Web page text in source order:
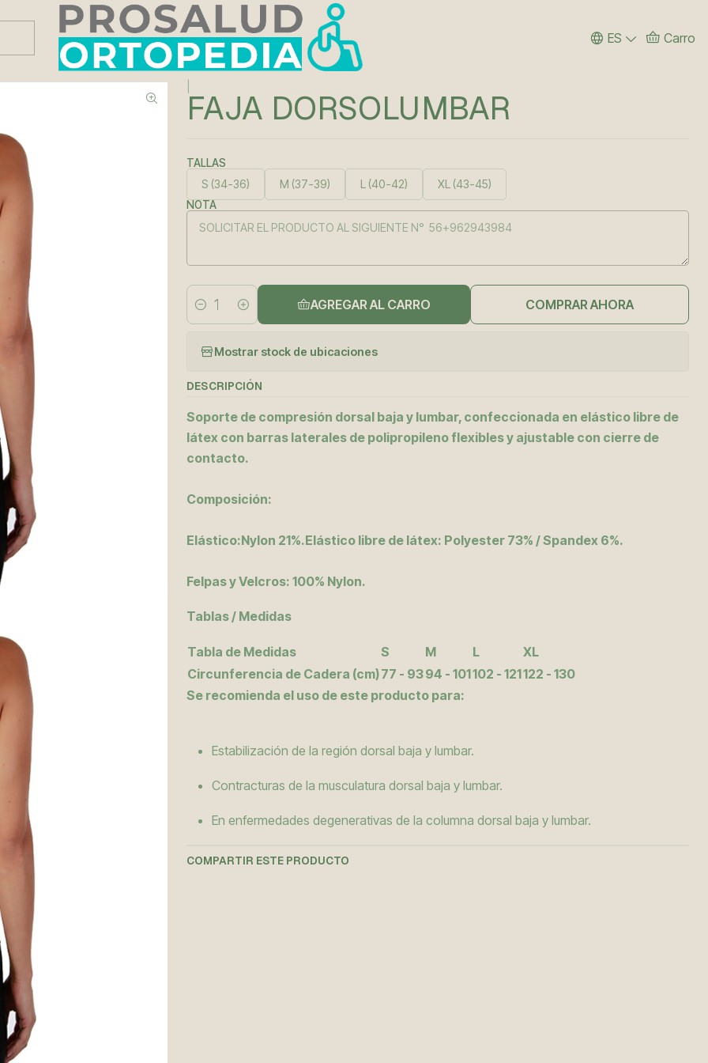
ES Carro
Este es el texto del slide
FAJA DORSOLUMBAR
TALLAS
S (34-36) M (37-39) L (40-42) XL (43-45)
NOTA
Cantidad
AGREGAR AL CARRO COMPRAR AHORA
Mostrar stock de ubicaciones
DESCRIPCIÓN
Soporte de compresión dorsal baja y lumbar, confeccionada en elástico libre de
látex con barras laterales de polipropileno flexibles y ajustable con cierre de
contacto.
Composición:
Elástico:Nylon 21%.Elástico libre de látex: Polyester 73% / Spandex 6%.
Felpas y Velcros: 100% Nylon.
Tablas / Medidas
Tabla de Medidas S M L
XL
Circunferencia de Cadera (cm)77 - 9394 - 101102 - 121122 - 130
Se recomienda el uso de este producto para:
Estabilización de la región dorsal baja y lumbar.
Contracturas de la musculatura dorsal baja y lumbar.
En enfermedades degenerativas de la columna dorsal baja y lumbar.
COMPARTIR ESTE PRODUCTO